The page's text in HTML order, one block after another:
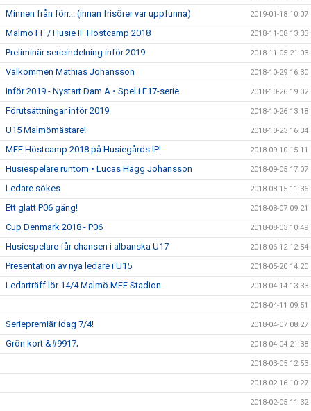
Minnen från förr... (innan frisörer var uppfunna) 2019-01-18 10:07
Malmö FF / Husie IF Höstcamp 2018 2018-11-08 13:33
Preliminär serieindelning inför 2019 2018-11-05 21:03
Välkommen Mathias Johansson 2018-10-29 16:30
Inför 2019 - Nystart Dam A • Spel i F17-serie 2018-10-26 19:02
Förutsättningar inför 2019 2018-10-26 13:18
U15 Malmömästare! 2018-10-23 16:34
MFF Höstcamp 2018 på Husiegårds IP! 2018-09-10 15:11
Husiespelare runtom • Lucas Hägg Johansson 2018-09-05 17:07
Ledare sökes 2018-08-15 11:36
Ett glatt P06 gäng! 2018-08-07 09:21
Cup Denmark 2018 - P06 2018-08-03 10:49
Husiespelare får chansen i albanska U17 2018-06-12 12:54
Presentation av nya ledare i U15 2018-05-20 14:20
Ledarträff lör 14/4 Malmö MFF Stadion 2018-04-14 13:33
2018-04-11 09:51
Seriepremiär idag 7/4! 2018-04-07 08:27
Grön kort &#9917; 2018-04-04 21:38
2018-03-05 12:53
2018-02-16 10:27
2018-02-05 11:32